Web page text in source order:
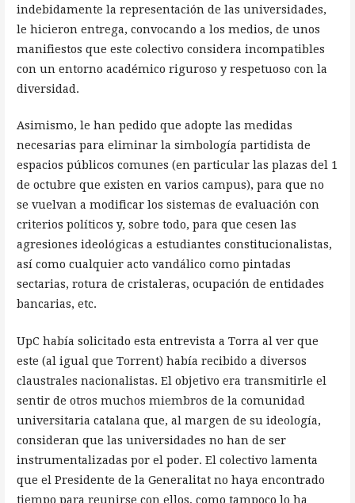
indebidamente la representación de las universidades,
le hicieron entrega, convocando a los medios, de unos
manifiestos que este colectivo considera incompatibles
con un entorno académico riguroso y respetuoso con la
diversidad.
Asimismo, le han pedido que adopte las medidas
necesarias para eliminar la simbología partidista de
espacios públicos comunes (en particular las plazas del 1
de octubre que existen en varios campus), para que no
se vuelvan a modificar los sistemas de evaluación con
criterios políticos y, sobre todo, para que cesen las
agresiones ideológicas a estudiantes constitucionalistas,
así como cualquier acto vandálico como pintadas
sectarias, rotura de cristaleras, ocupación de entidades
bancarias, etc.
UpC había solicitado esta entrevista a Torra al ver que
este (al igual que Torrent) había recibido a diversos
claustrales nacionalistas. El objetivo era transmitirle el
sentir de otros muchos miembros de la comunidad
universitaria catalana que, al margen de su ideología,
consideran que las universidades no han de ser
instrumentalizadas por el poder. El colectivo lamenta
que el Presidente de la Generalitat no haya encontrado
tiempo para reunirse con ellos, como tampoco lo ha